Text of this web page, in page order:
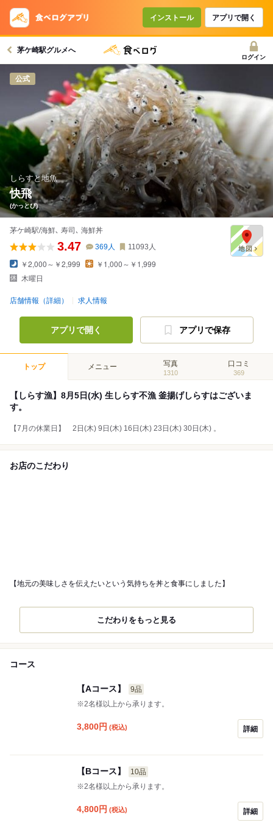
インストール アプリで開く
茅ケ崎駅グルメへ
ログイン
公式
しらすと地魚
快飛
(かっとび)
茅ケ崎駅/海鮮､ 寿司､ 海鮮丼
3.47 369人 11093 人
￥2,000～￥2,999
￥1,000～￥1,999
木曜日
店舗情報（詳細） 求人情報
アプリで開く アプリで保存
トップ メニュー 写真
1310
口コミ
369
【しらす漁】8月5日(水) 生しらす不漁 釜揚げしらすはございま
す。
【7月の休業日】 2日(木) 9日(木) 16日(木) 23日(木) 30日(木) 。
お店のこだわり
【地元の美味しさを伝えたいという気持ちを丼と食事にしました】
こだわりをもっと見る
コース
【Aコース】
9品
※2名様以上から承ります。
3,800円 (税込) 詳細
【Bコース】
10品
※2名様以上から承ります。
4,800円 (税込) 詳細
コースで使えるクーポン
戻る
クーポンを利用せず予約する